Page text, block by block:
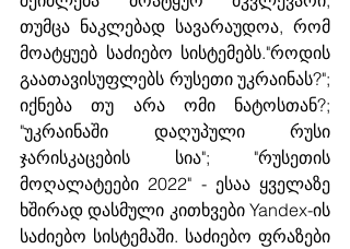
თუმცა ნაკლებად სავარაუდოა, რომ
მოატყუებ საძიებო სისტემებს."როდის
გაათავისუფლებს რუსეთი უკრაინას?";
იქნება თუ არა ომი ნატოსთან?;
"უკრაინაში დაღუპული რუსი
ჯარისკაცების სია"; "რუსეთის
მოღალატეები 2022" - ესაა ყველაზე
ხშირად დასმული კითხვები Yandex-ის
საძიებო სისტემაში. საძიებო ფრაზები